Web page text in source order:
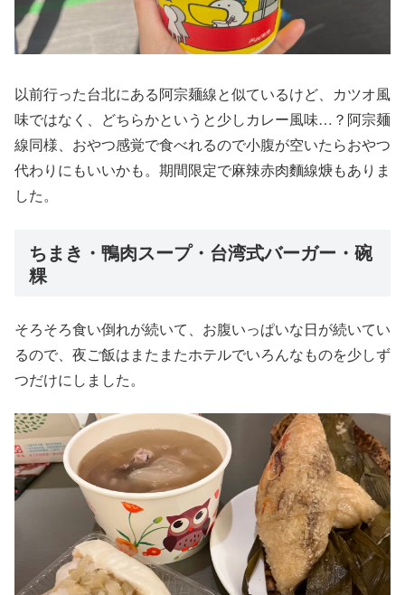
以前行った台北にある阿宗麺線と似ているけど、カツオ風
味ではなく、どちらかというと少しカレー風味…？阿宗麺
線同様、おやつ感覚で食べれるので小腹が空いたらおやつ
代わりにもいいかも。期間限定で麻辣赤肉麵線焿もありま
した。
ちまき・鴨肉スープ・台湾式バーガー・碗
粿
そろそろ食い倒れが続いて、お腹いっぱいな日が続いてい
るので、夜ご飯はまたまたホテルでいろんなものを少しず
つだけにしました。